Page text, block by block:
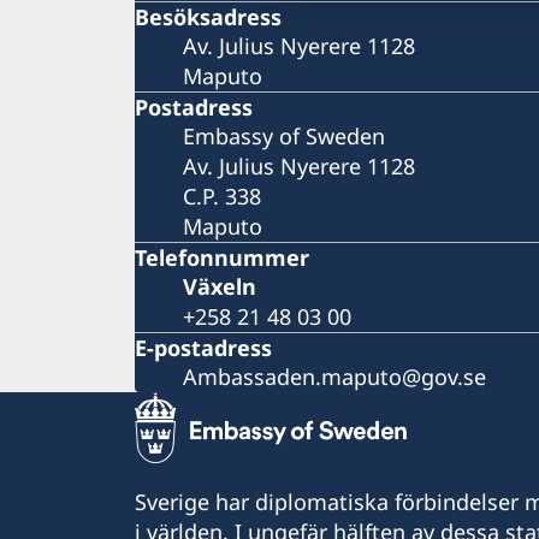
Besöksadress
Av. Julius Nyerere 1128
Maputo
Postadress
Embassy of Sweden
Av. Julius Nyerere 1128
C.P. 338
Maputo
Telefonnummer
Växeln
+258 21 48 03 00
E-postadress
Ambassaden.maputo@gov.se
Sverige har diplomatiska förbindelser
i världen. I ungefär hälften av dessa